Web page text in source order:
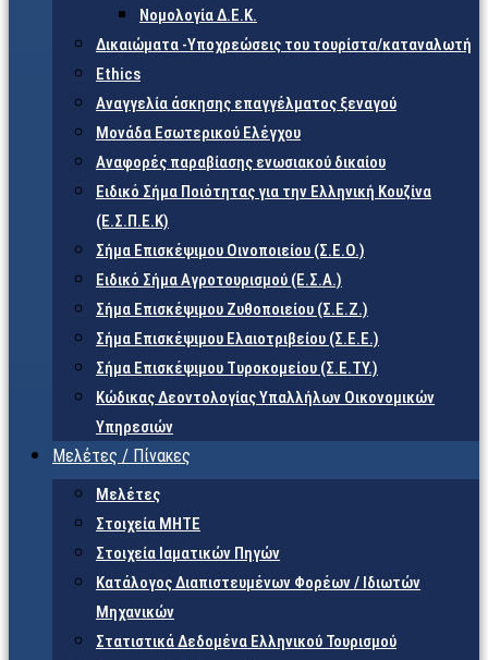
Νομολογία Δ.Ε.Κ.
Δικαιώματα -Υποχρεώσεις του τουρίστα/καταναλωτή
Ethics
Αναγγελία άσκησης επαγγέλματος ξεναγού
Μονάδα Εσωτερικού Ελέγχου
Αναφορές παραβίασης ενωσιακού δικαίου
Ειδικό Σήμα Ποιότητας για την Ελληνική Κουζίνα
(Ε.Σ.Π.Ε.Κ)
Σήμα Επισκέψιμου Οινοποιείου (Σ.Ε.Ο.)
Ειδικό Σήμα Αγροτουρισμού (Ε.Σ.Α.)
Σήμα Επισκέψιμου Ζυθοποιείου (Σ.Ε.Ζ.)
Σήμα Επισκέψιμου Ελαιοτριβείου (Σ.Ε.Ε.)
Σήμα Επισκέψιμου Τυροκομείου (Σ.Ε.TY.)
Κώδικας Δεοντολογίας Υπαλλήλων Οικονομικών
Υπηρεσιών
Μελέτες / Πίνακες
Μελέτες
Στοιχεία ΜΗΤΕ
Στοιχεία Ιαματικών Πηγών
Κατάλογος Διαπιστευμένων Φορέων / Ιδιωτών
Μηχανικών
Στατιστικά Δεδομένα Ελληνικού Τουρισμού